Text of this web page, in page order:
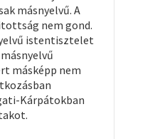
másnyelvű. A
nem gond.
istentisztelet
másképp nem
Kárpátokban